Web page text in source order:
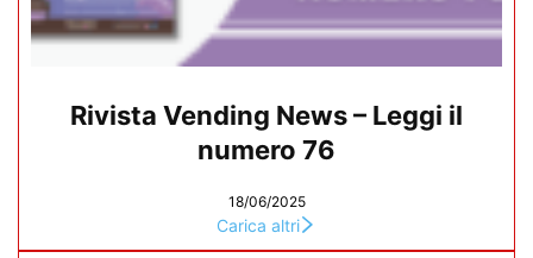
Rivista Vending News – Leggi il
numero 76
18/06/2025
Carica altri